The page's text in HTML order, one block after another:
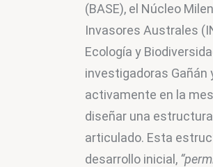
(BASE), el Núcleo
Invasores Australes
Ecología y
investigadoras Gañán
activamente en la
diseñar una
articulado. Esta
desarrollo inicial,